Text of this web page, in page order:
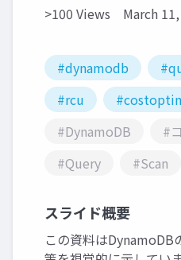
>100 Views March
#dynamodb
#rcu
#DynamoDB
#
#Query
#Scan
スライド概要
この資料はDynamoDB